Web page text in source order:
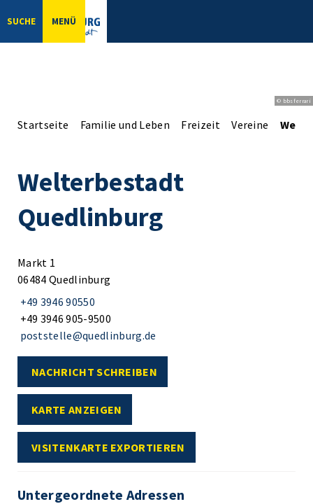
SUCHE MENÜ
© bbsferrari
Startseite Familie und Leben Freizeit Vereine
Welterbestadt
Quedlinburg
Markt 1
06484 Quedlinburg
+49 3946 90550
+49 3946 905-9500
poststelle@quedlinburg.de
NACHRICHT SCHREIBEN
KARTE ANZEIGEN
VISITENKARTE EXPORTIEREN
Untergeordnete Adressen